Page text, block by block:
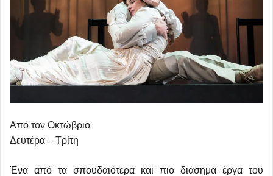
Από τον Οκτώβριο
Δευτέρα – Τρίτη
Ένα από τα σπουδαιότερα και πιο διάσημα έργα του